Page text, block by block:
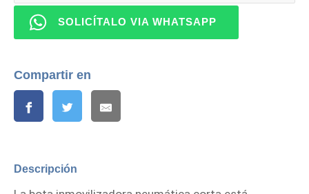
SOLICÍTALO VIA WHATSAPP
Compartir en
Descripción